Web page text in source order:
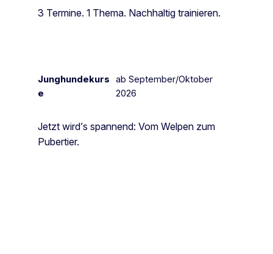
3 Termine. 1 Thema. Nachhaltig trainieren.
Junghundekurs
e
ab September/Oktober
2026
Jetzt wird’s spannend: Vom Welpen zum
Pubertier.